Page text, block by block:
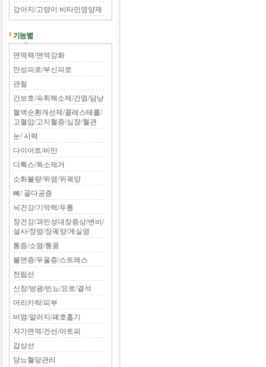
강아지/고양이 비타민영양제
면역력/면역강화
만성피로/부신피로
관절
간보호/숙취해소제/간염/담낭
혈액순환개선제/콜레스테롤/
고혈압/고지혈증/심장/혈관
눈/ 시력
다이어트/비만
디톡스/독소제거
소화불량/위염/위궤양
뼈/ 골다공증
뇌건강/기억력/두통
장건강/과민성대장증상/변비/
설사/장염/장궤양/게실염
통증/소염/통풍
불면증/우울증/스트레스
전립선
신장/방광/빈뇨/요로/결석
머리카락/피부
비염/알러지/폐호흡기
자가면역/건선/아토피
갑상선
당뇨혈당관리